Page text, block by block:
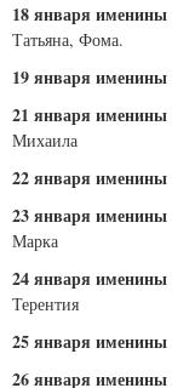
18 января именины
Татьяна, Фома.
19 января именины
21 января именины
Михаила
22 января именины
23 января именины
Марка
24 января именины
Терентия
25 января именины
26 января именины